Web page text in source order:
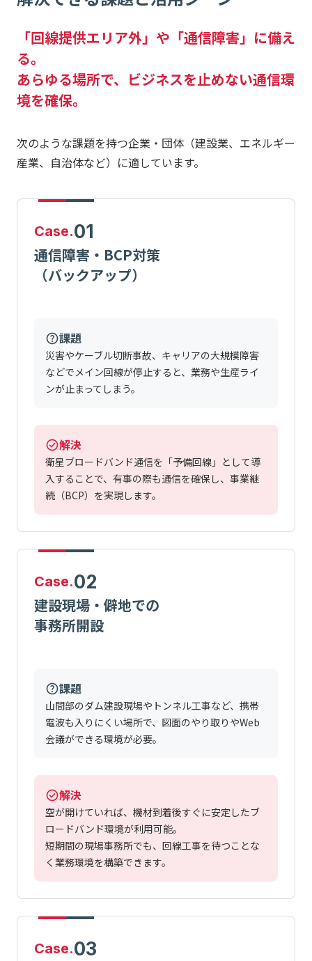
「回線提供エリア外」や「通信障害」に備え
る。
あらゆる場所で、ビジネスを止めない通信環
境を確保。
次のような課題を持つ企業・団体（建設業、エネルギー
産業、自治体など）に適しています。
Case.01
通信障害・BCP対策
（バックアップ）
課題
災害やケーブル切断事故、キャリアの大規模障害
などでメイン回線が停止すると、業務や生産ライ
ンが止まってしまう。
解決
衛星ブロードバンド通信を「予備回線」として導
入することで、有事の際も通信を確保し、事業継
続（BCP）を実現します。
Case.02
建設現場・僻地での
事務所開設
課題
山間部のダム建設現場やトンネル工事など、携帯
電波も入りにくい場所で、図面のやり取りやWeb
会議ができる環境が必要。
解決
空が開けていれば、機材到着後すぐに安定したブ
ロードバンド環境が利用可能。
短期間の現場事務所でも、回線工事を待つことな
く業務環境を構築できます。
Case.03